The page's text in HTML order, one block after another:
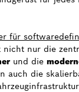
für
nicht nur die
und die
auch die